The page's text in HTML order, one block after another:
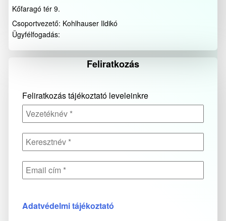
Kőfaragó tér 9.
Csoportvezető: Kohlhauser Ildikó
Ügyfélfogadás:
Feliratkozás
Feliratkozás tájékoztató leveleinkre
Adatvédelmi tájékoztató